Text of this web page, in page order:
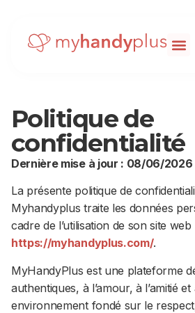
Politique de
confidentialité
Dernière mise à jour : 08/06/2026
La présente politique de
Myhandyplus traite les données
cadre de l’utilisation de son site web
https://myhandyplus.com/.
MyHandyPlus est une plateforme
authentiques, à l’amour, à l’amitié
environnement fondé sur le